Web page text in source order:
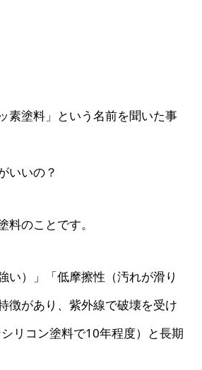
素塗料」という名前を聞いた事
いいの？
のことです。
い）」「低摩擦性（汚れが滑り
徴があり、紫外線で破壊を受け
リコン塗料で10年程度）と長期